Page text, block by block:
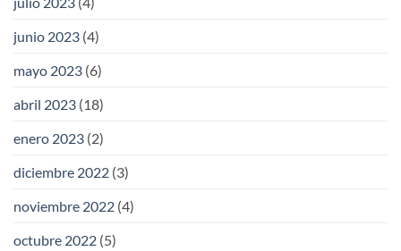
junio 2023 (4)
mayo 2023 (6)
abril 2023 (18)
enero 2023 (2)
diciembre 2022 (3)
noviembre 2022 (4)
octubre 2022 (5)